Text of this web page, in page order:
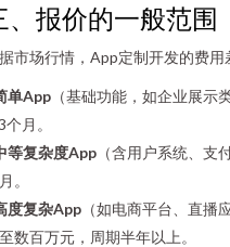
、报价的一般范围
市场行情，App定制开发的费用
单App （基础功能，如企业展
月。
等复杂度App （含用户系统、
。
度复杂App （如电商平台、直
数百万元，周期半年以上。